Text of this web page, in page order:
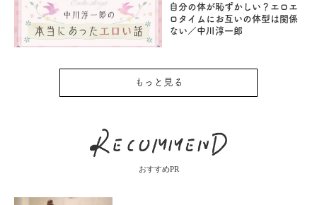
自分の体が恥ずかしい？エロエ
ロタイムにお互いの体型は関係
ない／中川淳一郎
もっと見る
おすすめPR